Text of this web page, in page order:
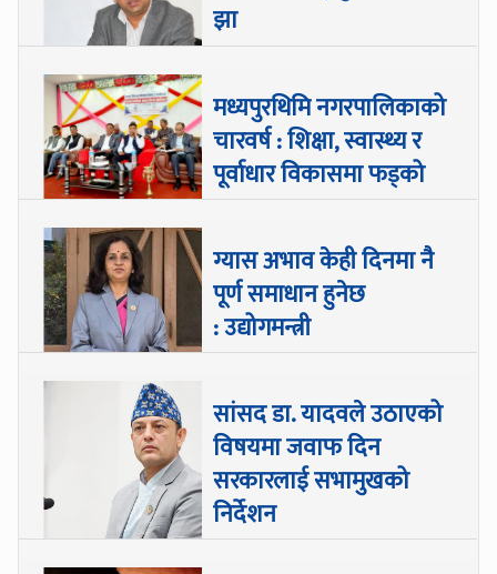
झा
मध्यपुरथिमि नगरपालिकाको
चारवर्ष : शिक्षा, स्वास्थ्य र
पूर्वाधार विकासमा फड्को
ग्यास अभाव केही दिनमा नै
पूर्ण समाधान हुनेछ
: उद्योगमन्त्री
सांसद डा‍‍. यादवले उठाएको
विषयमा जवाफ दिन
सरकारलाई सभामुखको
निर्देशन